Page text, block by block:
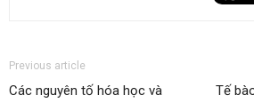
Previous article
Các nguyên tố hóa học và
Tế